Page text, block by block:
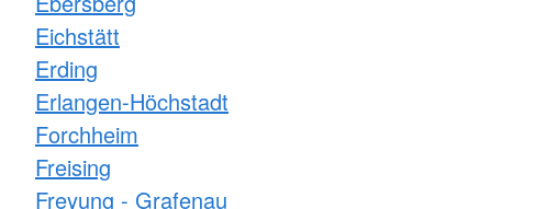
Eichstätt
Erding
Erlangen-Höchstadt
Forchheim
Freising
Freyung - Grafenau